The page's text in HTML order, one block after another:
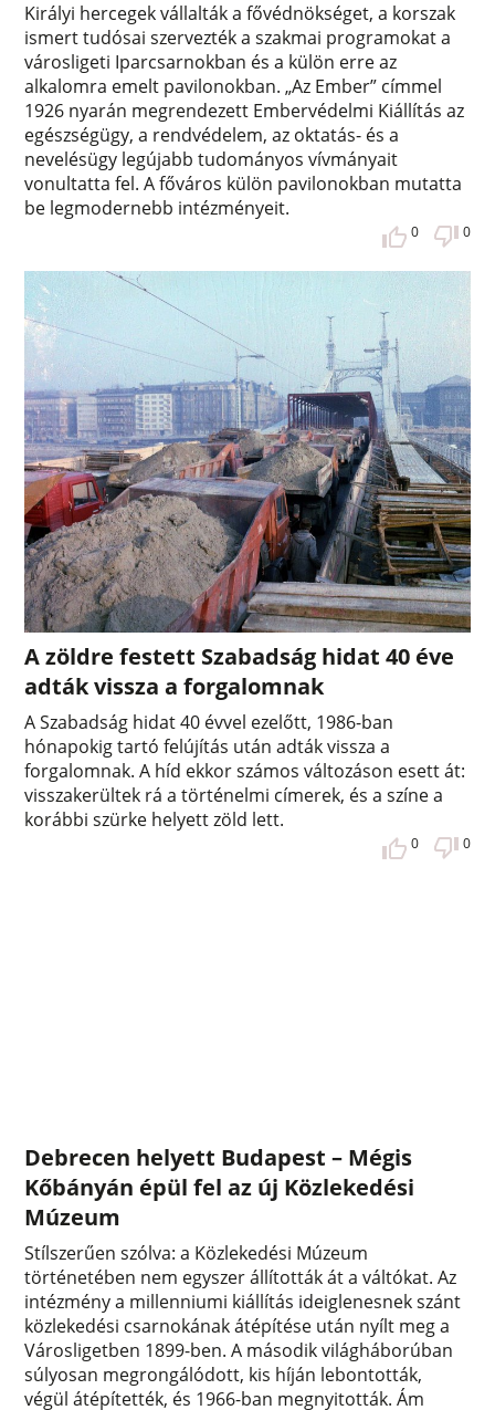
Királyi hercegek vállalták a fővédnökséget, a korszak
ismert tudósai szervezték a szakmai programokat a
városligeti Iparcsarnokban és a külön erre az
alkalomra emelt pavilonokban. „Az Ember” címmel
1926 nyarán megrendezett Embervédelmi Kiállítás az
egészségügy, a rendvédelem, az oktatás- és a
nevelésügy legújabb tudományos vívmányait
vonultatta fel. A főváros külön pavilonokban mutatta
be legmodernebb intézményeit.
0 0
A zöldre festett Szabadság hidat 40 éve
adták vissza a forgalomnak
A Szabadság hidat 40 évvel ezelőtt, 1986-ban
hónapokig tartó felújítás után adták vissza a
forgalomnak. A híd ekkor számos változáson esett át:
visszakerültek rá a történelmi címerek, és a színe a
korábbi szürke helyett zöld lett.
0 0
Debrecen helyett Budapest – Mégis
Kőbányán épül fel az új Közlekedési
Múzeum
Stílszerűen szólva: a Közlekedési Múzeum
történetében nem egyszer állították át a váltókat. Az
intézmény a millenniumi kiállítás ideiglenesnek szánt
közlekedési csarnokának átépítése után nyílt meg a
Városligetben 1899-ben. A második világháborúban
súlyosan megrongálódott, kis híján lebontották,
végül átépítették, és 1966-ban megnyitották. Ám